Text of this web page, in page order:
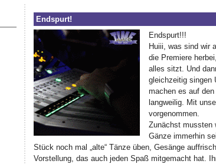
Endspurt!
Endspurt!!!
Huiii, was sind wir
die Premiere
alles sitzt. Und
gleichzeitig singen
machen es auf
langweilig. Mit
vorgenommen.
Zunächst mussten
Gänze immerhin
Stück noch mal „alte“ Tänze üben, Gesänge
Vorstellung, das auch jeden Spaß mitgemacht hat.